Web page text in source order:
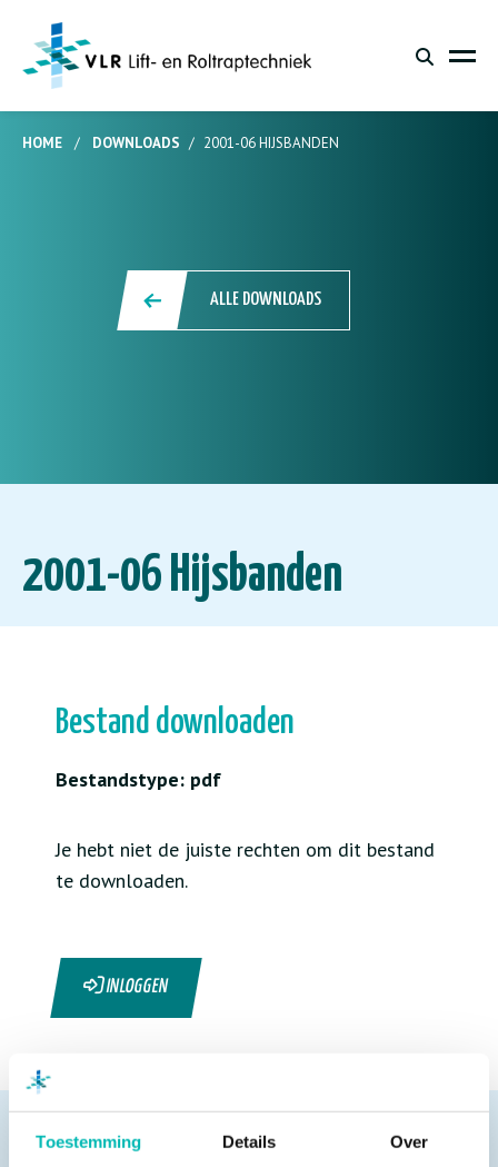
Toestemming Details Over
HOME / DOWNLOADS / 2001-06 HIJSBANDEN
ALLE DOWNLOADS
2001-06 Hijsbanden
Bestand downloaden
Bestandstype: pdf
Je hebt niet de juiste rechten om dit bestand
te downloaden.
INLOGGEN